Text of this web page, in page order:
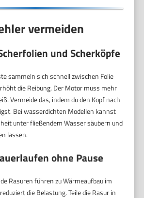
vermeiden
und Scherköpfe
sammeln sich schnell zwischen Folie
die Reibung. Der Motor muss mehr
Vermeide das, indem du den Kopf nach
Bei wasserdichten Modellen kannst
unter fließendem Wasser säubern und
lassen.
ohne Pause
Rasuren führen zu Wärmeaufbau im
die Belastung. Teile die Rasur in